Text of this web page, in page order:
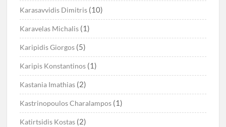
Karasavvidis Dimitris (10)
Karavelas Michalis (1)
Karipidis Giorgos (5)
Karipis Konstantinos (1)
Kastania Imathias (2)
Kastrinopoulos Charalampos (1)
Katirtsidis Kostas (2)